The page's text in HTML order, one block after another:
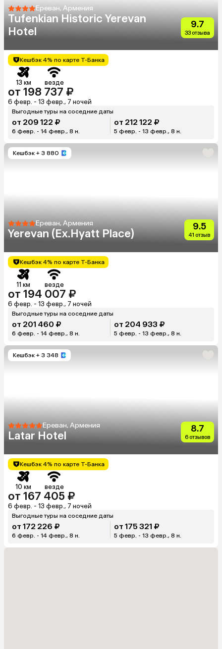
Ереван, Армения
Tufenkian Historic Yerevan
Hotel
9.7
33 отзыва
Кешбэк 4% по карте Т-Банка
13 км везде
от 198 737 ₽
6 февр. - 13 февр., 7 ночей
Выгодные туры на соседние даты
от 209 122 ₽
6 февр. - 14 февр., 8 н.
от 212 122 ₽
5 февр. - 13 февр., 8 н.
Кешбэк + 3 880
Ереван, Армения
Yerevan (Ex.Hyatt Place)
9.5
41 отзыв
Кешбэк 4% по карте Т-Банка
11 км везде
от 194 007 ₽
6 февр. - 13 февр., 7 ночей
Выгодные туры на соседние даты
от 201 460 ₽
6 февр. - 14 февр., 8 н.
от 204 933 ₽
5 февр. - 13 февр., 8 н.
Кешбэк + 3 348
Ереван, Армения
Latar Hotel
8.7
6 отзывов
Кешбэк 4% по карте Т-Банка
10 км везде
от 167 405 ₽
6 февр. - 13 февр., 7 ночей
Выгодные туры на соседние даты
от 172 226 ₽
6 февр. - 14 февр., 8 н.
от 175 321 ₽
5 февр. - 13 февр., 8 н.